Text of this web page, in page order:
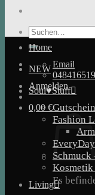
Suchen
nach:
Email
Anmelden
0,00€
Es
Home
NEW
Soul♥Stuff
Fashion
Living